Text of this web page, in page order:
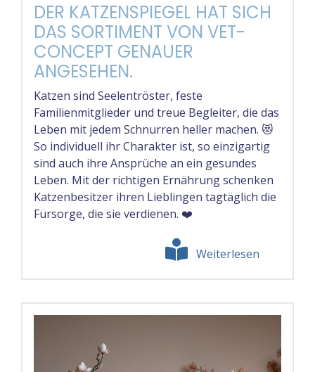
DER KATZENSPIEGEL HAT SICH
DAS SORTIMENT VON VET-
CONCEPT GENAUER
ANGESEHEN.
Katzen sind Seelentröster, feste
Familienmitglieder und treue Begleiter, die das
Leben mit jedem Schnurren heller machen. 😻
So individuell ihr Charakter ist, so einzigartig
sind auch ihre Ansprüche an ein gesundes
Leben. Mit der richtigen Ernährung schenken
Katzenbesitzer ihren Lieblingen tagtäglich die
Fürsorge, die sie verdienen. ❤️
Weiterlesen